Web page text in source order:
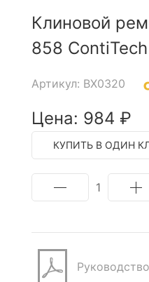
Клиновой
858 ContiTech
Артикул: BX0320
Цена: 984 ₽
КУПИТЬ В ОДИН
1